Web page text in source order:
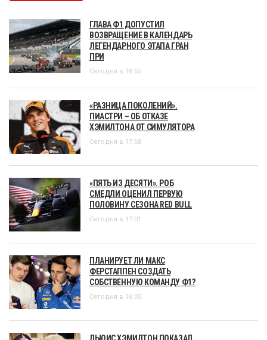
ГЛАВА Ф1 ДОПУСТИЛ
ВОЗВРАЩЕНИЕ В КАЛЕНДАРЬ
ЛЕГЕНДАРНОГО ЭТАПА ГРАН
ПРИ
Сегодня в 18:55
«РАЗНИЦА ПОКОЛЕНИЙ».
ПИАСТРИ – ОБ ОТКАЗЕ
ХЭМИЛТОНА ОТ СИМУЛЯТОРА
Сегодня в 17:58
«ПЯТЬ ИЗ ДЕСЯТИ». РОБ
СМЕДЛИ ОЦЕНИЛ ПЕРВУЮ
ПОЛОВИНУ СЕЗОНА RED BULL
Сегодня в 17:01
ПЛАНИРУЕТ ЛИ МАКС
ФЕРСТАППЕН СОЗДАТЬ
СОБСТВЕННУЮ КОМАНДУ Ф1?
Сегодня в 16:05
ЛЬЮИС ХЭМИЛТОН ПОКАЗАЛ